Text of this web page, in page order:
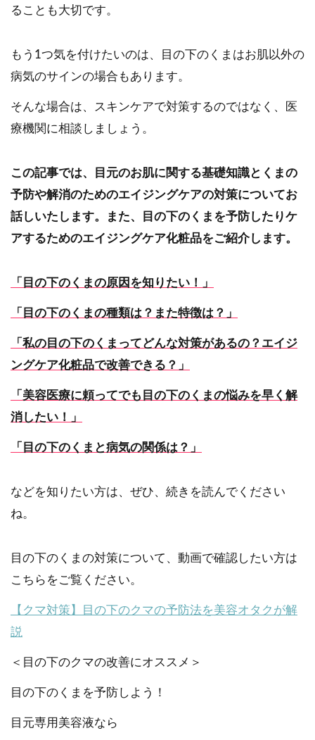
ることも大切です。
もう1つ気を付けたいのは、目の下のくまはお肌以外の
病気のサインの場合もあります。
そんな場合は、スキンケアで対策するのではなく、医
療機関に相談しましょう。
この記事では、目元のお肌に関する基礎知識とくまの
予防や解消のためのエイジングケアの対策についてお
話しいたします。また、目の下のくまを予防したりケ
アするためのエイジングケア化粧品をご紹介します。
「目の下のくまの原因を知りたい！」
「目の下のくまの種類は？また特徴は？」
「私の目の下のくまってどんな対策があるの？エイジ
ングケア化粧品で改善できる？」
「美容医療に頼ってでも目の下のくまの悩みを早く解
消したい！」
「目の下のくまと病気の関係は？」
などを知りたい方は、ぜひ、続きを読んでください
ね。
目の下のくまの対策について、動画で確認したい方は
こちらをご覧ください。
【クマ対策】目の下のクマの予防法を美容オタクが解
説
＜目の下のクマの改善にオススメ＞
目の下のくまを予防しよう！
目元専用美容液なら